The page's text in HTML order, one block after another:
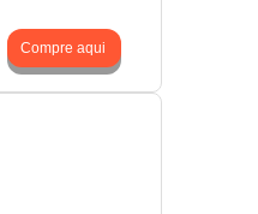
Compre aqui